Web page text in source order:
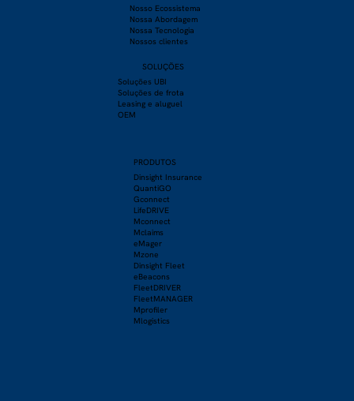
Nosso Ecossistema
Nossa Abordagem
Nossa Tecnologia
Nossos clientes
SOLUÇÕES
Soluções UBI
Soluções de frota
Leasing e aluguel
OEM
PRODUTOS
Dinsight Insurance
QuantiGO
Gconnect
LifeDRIVE
Mconnect
Mclaims
eMager
Mzone
Dinsight Fleet
eBeacons
FleetDRIVER
FleetMANAGER
Mprofiler
Mlogistics